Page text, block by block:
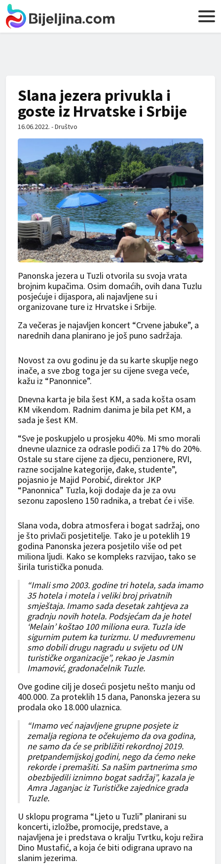
Slana jezera privukla i
goste iz Hrvatske i Srbije
16.06.2022. - Društvo
Panonska jezera u Tuzli otvorila su svoja vrata
brojnim kupačima. Osim domaćih, ovih dana Tuzlu
posjećuje i dijaspora, ali najavljene su i
organizovane ture iz Hrvatske i Srbije.
Za večeras je najavljen koncert “Crvene jabuke”, a
narednih dana planirano je još puno sadržaja.
Novost za ovu godinu je da su karte skuplje nego
inače, a sve zbog toga jer su cijene svega veće,
kažu iz “Panonnice”.
Dnevna karta je bila šest KM, a sada košta osam
KM vikendom. Radnim danima je bila pet KM, a
sada je šest KM.
“Sve je poskupjelo u prosjeku 40%. Mi smo morali
dnevne ulaznice za odrasle podići za 17% do 20%.
Ostale su stare cijene za djecu, penzionere, RVI,
razne socijalne kategorije, đake, studente”,
pojasnio je Majid Porobić, direktor JKP
“Panonnica” Tuzla, koji dodaje da je za ovu
sezonu zaposleno 150 radnika, a trebat će i više.
Slana voda, dobra atmosfera i bogat sadržaj, ono
je što privlači posjetitelje. Tako je u poteklih 19
godina Panonska jezera posjetilo više od pet
miliona ljudi. Kako se kompleks razvijao, tako se
širila turistička ponuda.
“Imali smo 2003. godine tri hotela, sada imamo
35 hotela i motela i veliki broj privatnih
smještaja. Imamo sada desetak zahtjeva za
gradnju novih hotela. Podsjećam da je hotel
‘Melain’ koštao 100 miliona eura. Tuzla ide
sigurnim putem ka turizmu. U međuvremenu
smo dobili drugu nagradu u svijetu od UN
turističke organizacije”, rekao je Jasmin
Imamović, gradonačelnik Tuzle.
Ove godine cilj je doseći posjetu nešto manju od
400.000. Za proteklih 15 dana, Panonska jezera su
prodala oko 18.000 ulaznica.
“Imamo već najavljene grupne posjete iz
zemalja regiona te očekujemo da ova godina,
ne samo da će se približiti rekordnoj 2019.
pretpandemijskoj godini, nego da ćemo neke
rekorde i premašiti. Sa našim partnerima smo
obezbijedili iznimno bogat sadržaj”, kazala je
Amra Jaganjac iz Turističke zajednice grada
Tuzle.
U sklopu programa “Ljeto u Tuzli” planirani su
koncerti, izložbe, promocije, predstave, a
najavljena je i predstava o kralju Tvrtku, koju režira
Dino Mustafić, a koja će biti odigrana upravo na
slanim jezerima.